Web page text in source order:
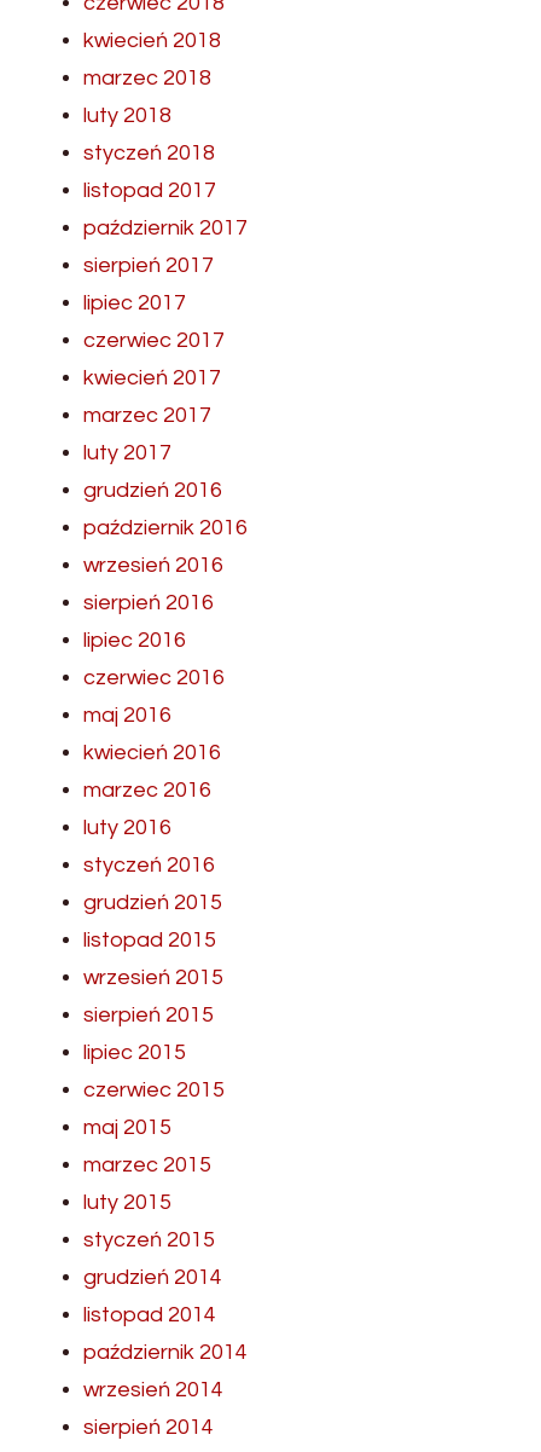
kwiecień 2018
marzec 2018
luty 2018
styczeń 2018
listopad 2017
październik 2017
sierpień 2017
lipiec 2017
czerwiec 2017
kwiecień 2017
marzec 2017
luty 2017
grudzień 2016
październik 2016
wrzesień 2016
sierpień 2016
lipiec 2016
czerwiec 2016
maj 2016
kwiecień 2016
marzec 2016
luty 2016
styczeń 2016
grudzień 2015
listopad 2015
wrzesień 2015
sierpień 2015
lipiec 2015
czerwiec 2015
maj 2015
marzec 2015
luty 2015
styczeń 2015
grudzień 2014
listopad 2014
październik 2014
wrzesień 2014
sierpień 2014